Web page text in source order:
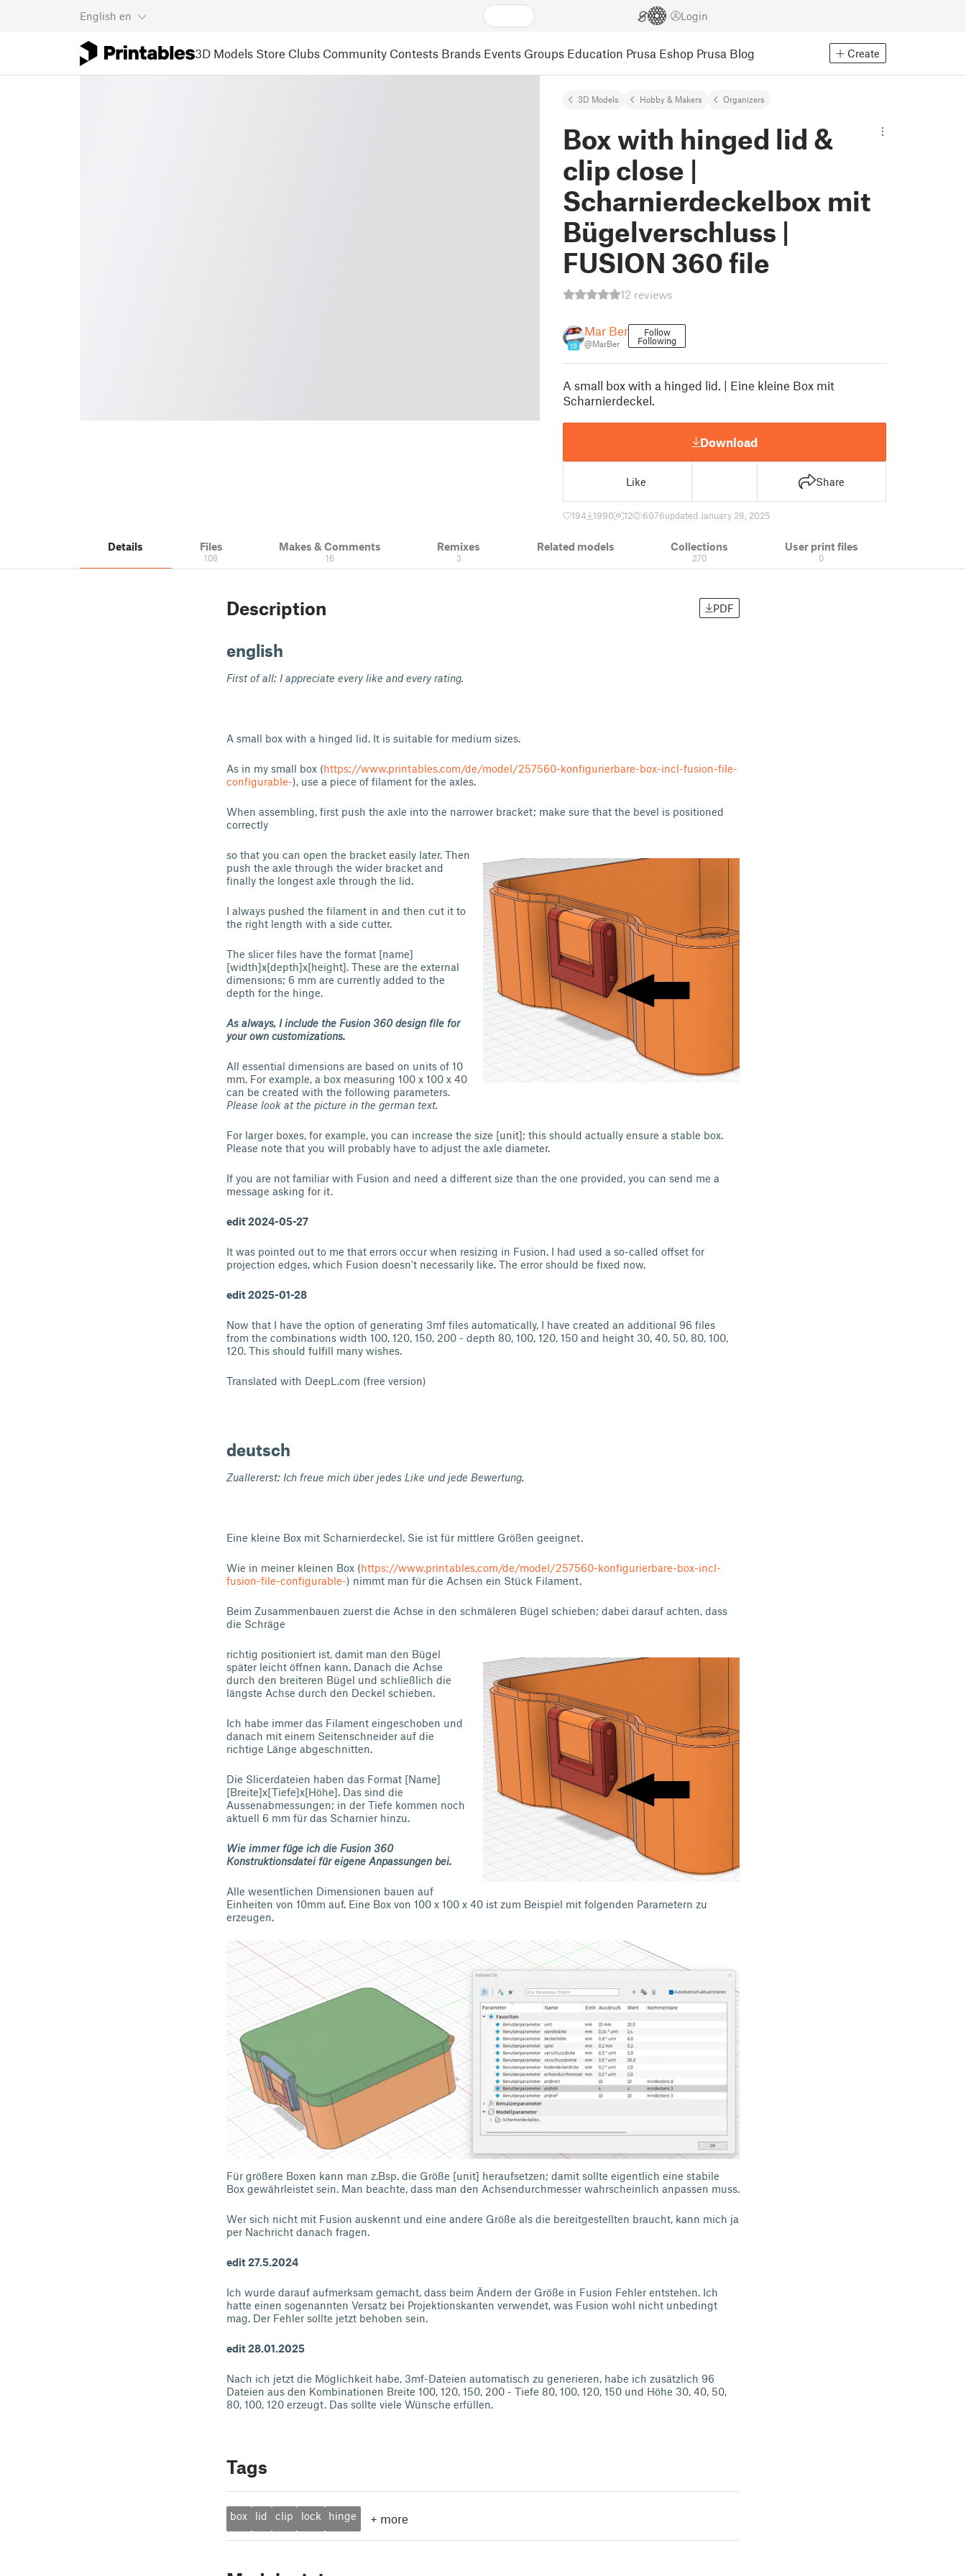
English en Login
3D Models Store Clubs Community Contests Brands Events Groups Education Prusa Eshop Prusa Blog Create
3D Models Hobby & Makers Organizers
Box with hinged lid &
clip close |
Scharnierdeckelbox mit
Bügelverschluss |
FUSION 360 file
12 reviews
19
Mar Ber
@MarBer
Follow
Following
A small box with a hinged lid. | Eine kleine Box mit
Scharnierdeckel.
Download
Like Share
194 1990 12 6076updated January 28, 2025
Details Files
108
Makes & Comments
16
Remixes
3
Related models Collections
270
User print files
0
Description PDF
english
First of all: I appreciate every like and every rating.
A small box with a hinged lid. It is suitable for medium sizes.
As in my small box (https://www.printables.com/de/model/257560-konfigurierbare-box-incl-fusion-file-
configurable-), use a piece of filament for the axles.
When assembling, first push the axle into the narrower bracket; make sure that the bevel is positioned
correctly
so that you can open the bracket easily later. Then
push the axle through the wider bracket and
finally the longest axle through the lid.
I always pushed the filament in and then cut it to
the right length with a side cutter.
The slicer files have the format [name]
[width]x[depth]x[height]. These are the external
dimensions; 6 mm are currently added to the
depth for the hinge.
As always, I include the Fusion 360 design file for
your own customizations.
All essential dimensions are based on units of 10
mm. For example, a box measuring 100 x 100 x 40
can be created with the following parameters.
Please look at the picture in the german text.
For larger boxes, for example, you can increase the size [unit]; this should actually ensure a stable box.
Please note that you will probably have to adjust the axle diameter.
If you are not familiar with Fusion and need a different size than the one provided, you can send me a
message asking for it.
edit 2024-05-27
It was pointed out to me that errors occur when resizing in Fusion. I had used a so-called offset for
projection edges, which Fusion doesn't necessarily like. The error should be fixed now.
edit 2025-01-28
Now that I have the option of generating 3mf files automatically, I have created an additional 96 files
from the combinations width 100, 120, 150, 200 - depth 80, 100, 120, 150 and height 30, 40, 50, 80, 100,
120. This should fulfill many wishes.
Translated with DeepL.com (free version)
deutsch
Zuallererst: Ich freue mich über jedes Like und jede Bewertung.
Eine kleine Box mit Scharnierdeckel. Sie ist für mittlere Größen geeignet.
Wie in meiner kleinen Box (https://www.printables.com/de/model/257560-konfigurierbare-box-incl-
fusion-file-configurable-) nimmt man für die Achsen ein Stück Filament.
Beim Zusammenbauen zuerst die Achse in den schmäleren Bügel schieben; dabei darauf achten, dass
die Schräge
richtig positioniert ist, damit man den Bügel
später leicht öffnen kann. Danach die Achse
durch den breiteren Bügel und schließlich die
längste Achse durch den Deckel schieben.
Ich habe immer das Filament eingeschoben und
danach mit einem Seitenschneider auf die
richtige Länge abgeschnitten.
Die Slicerdateien haben das Format [Name]
[Breite]x[Tiefe]x[Höhe]. Das sind die
Aussenabmessungen; in der Tiefe kommen noch
aktuell 6 mm für das Scharnier hinzu.
Wie immer füge ich die Fusion 360
Konstruktionsdatei für eigene Anpassungen bei.
Alle wesentlichen Dimensionen bauen auf
Einheiten von 10mm auf. Eine Box von 100 x 100 x 40 ist zum Beispiel mit folgenden Parametern zu
erzeugen.
Für größere Boxen kann man z.Bsp. die Größe [unit] heraufsetzen; damit sollte eigentlich eine stabile
Box gewährleistet sein. Man beachte, dass man den Achsendurchmesser wahrscheinlich anpassen muss.
Wer sich nicht mit Fusion auskennt und eine andere Größe als die bereitgestellten braucht, kann mich ja
per Nachricht danach fragen.
edit 27.5.2024
Ich wurde darauf aufmerksam gemacht, dass beim Ändern der Größe in Fusion Fehler entstehen. Ich
hatte einen sogenannten Versatz bei Projektionskanten verwendet, was Fusion wohl nicht unbedingt
mag. Der Fehler sollte jetzt behoben sein.
edit 28.01.2025
Nach ich jetzt die Möglichkeit habe, 3mf-Dateien automatisch zu generieren, habe ich zusätzlich 96
Dateien aus den Kombinationen Breite 100, 120, 150, 200 - Tiefe 80, 100, 120, 150 und Höhe 30, 40, 50,
80, 100, 120 erzeugt. Das sollte viele Wünsche erfüllen.
Tags
box lid clip lock hinge + more